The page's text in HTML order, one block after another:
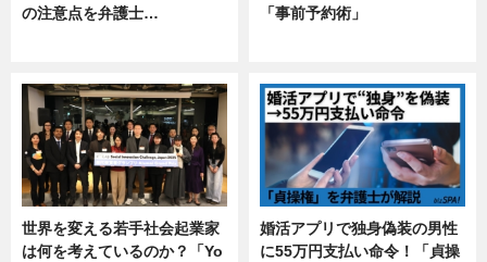
の注意点を弁護士…
「事前予約術」
世界を変える若手社会起業家
は何を考えているのか？「Yo
婚活アプリで独身偽装の男性
に55万円支払い命令！「貞操